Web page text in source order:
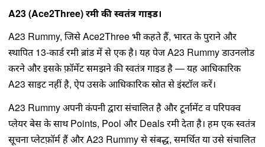
A23 (Ace2Three) रमी की स्वतंत्र गाइड।
A23 Rummy, जिसे Ace2Three भी कहते हैं, भारत के पुराने और
स्थापित 13-कार्ड रमी ब्रांड में से एक है। यह पेज A23 Rummy डाउनलोड
करने और इसके फ़ॉर्मेट समझने की स्वतंत्र गाइड है — यह आधिकारिक
A23 साइट नहीं है, ऐप उसके आधिकारिक स्रोत से इंस्टॉल करें।
A23 Rummy अपनी कंपनी द्वारा संचालित है और टूर्नामेंट व परिपक्व
प्लेयर बेस के साथ Points, Pool और Deals रमी देता है। हम एक स्वतंत्र
सूचना प्लेटफ़ॉर्म हैं और A23 Rummy से संबद्ध, समर्थित या उसे संचालित